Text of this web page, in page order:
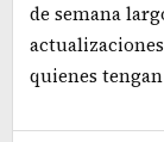
de semana
quienes